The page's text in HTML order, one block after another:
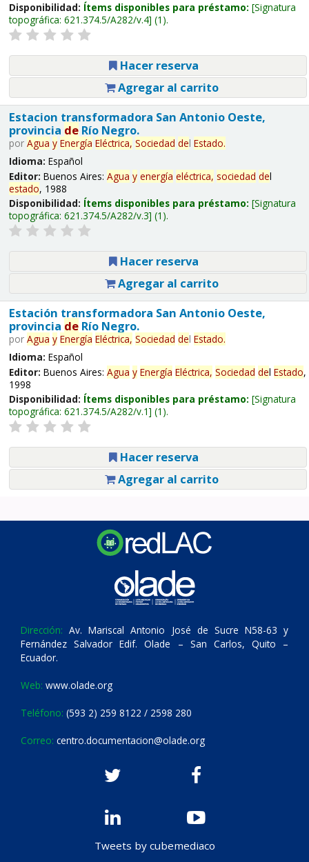
Disponibilidad: Ítems disponibles para préstamo: Signatura
topográfica: 621.374.5/A282/v.4 (1).
Hacer reserva
Agregar al carrito
Estacion transformadora San Antonio Oeste,
provincia deRío Negro.
por Agua y Energía Eléctrica, Sociedad del Estado.
Idioma: Español
Editor: Buenos Aires: Agua y energía eléctrica, sociedad del
estado, 1988
Disponibilidad: Ítems disponibles para préstamo: Signatura
topográfica: 621.374.5/A282/v.3 (1).
Hacer reserva
Agregar al carrito
Estación transformadora San Antonio Oeste,
provincia deRío Negro.
por Agua y Energía Eléctrica, Sociedad del Estado.
Idioma: Español
Editor: Buenos Aires: Agua y Energía Eléctrica, Sociedad del Estado,
1998
Disponibilidad: Ítems disponibles para préstamo: Signatura
topográfica: 621.374.5/A282/v.1 (1).
Hacer reserva
Agregar al carrito
Dirección: Av. Mariscal Antonio José de Sucre N58-63 y
Fernández Salvador Edif. Olade – San Carlos, Quito –
Ecuador.
Web: www.olade.org
Teléfono: (593 2) 259 8122 / 2598 280
Correo: centro.documentacion@olade.org
Tweets by cubemediaco